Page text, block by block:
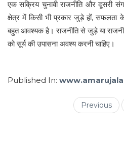
एक सक्रिय चुनावी राजनीति और दूसरी
क्षेत्र में किसी भी प्रकार जुड़े हों, सफलता
बहुत आवश्यक है। राजनीति से जुड़े या
को सूर्य की उपासना अवश्य करनी चाहिए।
Published In:
Previous